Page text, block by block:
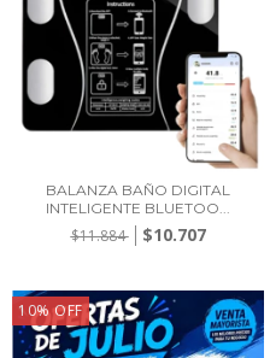
BALANZA BAÑO DIGITAL
INTELIGENTE BLUETOO...
$11.884 $10.707
10%OFF